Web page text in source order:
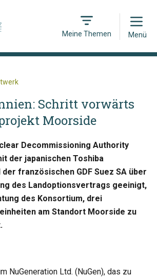
Meine Themen
Open
Menü
Schritt vorwärts
Moorside
Decommissioning Authority
der japanischen Toshiba
französischen GDF Suez SA über
des Landoptionsvertrags geeinigt,
des Konsortium, drei
am Standort Moorside zu
NuGeneration Ltd. (NuGen), das zu